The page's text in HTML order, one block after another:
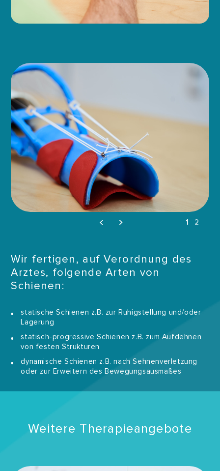
Wir fertigen, auf Verordnung des
Arztes, folgende Arten von
Schienen:
statische Schienen z.B. zur Ruhigstellung und/oder
Lagerung
statisch-progressive Schienen z.B. zum Aufdehnen
von festen Strukturen
dynamische Schienen z.B. nach Sehnenverletzung
oder zur Erweitern des Bewegungsausmaßes
Weitere Therapieangebote